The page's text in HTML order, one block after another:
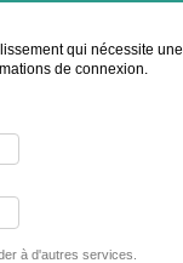
qui nécessite une
de connexion.
à d'autres services.